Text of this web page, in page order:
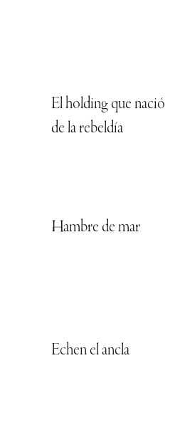
El holding que nació
de la rebeldía
Hambre de mar
Echen el ancla